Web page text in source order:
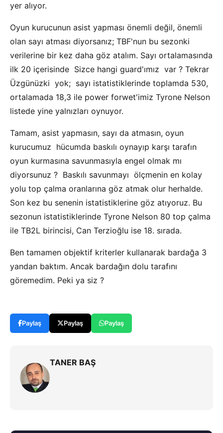
yer alıyor.
Oyun kurucunun asist yapması önemli değil, önemli
olan sayı atması diyorsanız; TBF'nun bu sezonki
verilerine bir kez daha göz atalım. Sayı ortalamasında
ilk 20 içerisinde Sizce hangi guard'ımız var ? Tekrar
Üzgünüzki yok; sayı istatistiklerinde toplamda 530,
ortalamada 18,3 ile power forwet'imiz Tyrone Nelson
listede yine yalnızları oynuyor.
Tamam, asist yapmasın, sayı da atmasın, oyun
kurucumuz hücumda baskılı oynayıp karşı tarafın
oyun kurmasına savunmasıyla engel olmak mı
diyorsunuz ? Baskılı savunmayı ölçmenin en kolay
yolu top çalma oranlarına göz atmak olur herhalde.
Son kez bu senenin istatistiklerine göz atıyoruz. Bu
sezonun istatistiklerinde Tyrone Nelson 80 top çalma
ile TB2L birincisi, Can Terzioğlu ise 18. sırada.
Ben tamamen objektif kriterler kullanarak bardağa 3
yandan baktım. Ancak bardağın dolu tarafını
göremedim. Peki ya siz ?
Paylaş Paylaş Paylaş
TANER BAŞ